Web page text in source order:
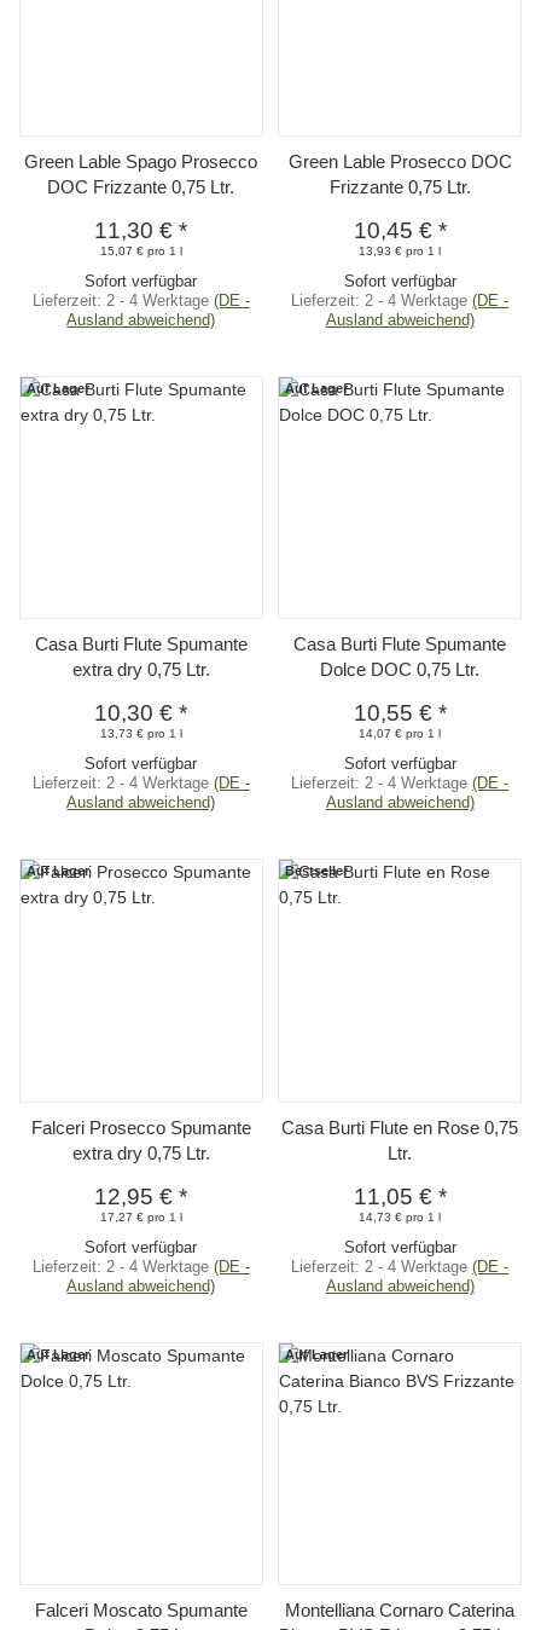
Green Lable Spago Prosecco
DOC Frizzante 0,75 Ltr.
11,30 €*
15,07 € pro 1 l
Sofort verfügbar
Lieferzeit: 2 - 4 Werktage (DE -
Ausland abweichend)
Green Lable Prosecco DOC
Frizzante 0,75 Ltr.
10,45 € *
13,93 € pro 1 l
Sofort verfügbar
Lieferzeit: 2 - 4 Werktage(DE -
Ausland abweichend)
Auf Lager
Casa Burti Flute Spumante
extra dry 0,75 Ltr.
10,30 €*
13,73 € pro 1 l
Sofort verfügbar
Lieferzeit: 2 - 4 Werktage (DE -
Ausland abweichend)
Auf Lager
Casa Burti Flute Spumante
Dolce DOC 0,75 Ltr.
10,55 € *
14,07 € pro 1 l
Sofort verfügbar
Lieferzeit:2 - 4 Werktage(DE -
Ausland abweichend)
Auf Lager
Falceri Prosecco Spumante
extra dry 0,75 Ltr.
12,95 €*
17,27 € pro 1 l
Sofort verfügbar
Lieferzeit: 2 - 4 Werktage (DE -
Ausland abweichend)
Bestseller
Casa Burti Flute en Rose 0,75
Ltr.
11,05 € *
14,73 € pro 1 l
Sofort verfügbar
Lieferzeit: 2 - 4 Werktage(DE -
Ausland abweichend)
Auf Lager
Falceri Moscato Spumante
Auf Lager
Montelliana Cornaro Caterina